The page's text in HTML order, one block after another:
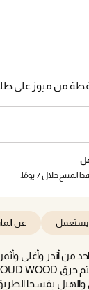
خلال 7 يومًا.
عن
من أندر وأغلى
والهيل يفسحا